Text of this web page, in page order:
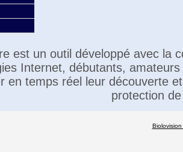
est un outil développé avec la
Internet, débutants,
en temps réel leur découverte
protection
Biolovision